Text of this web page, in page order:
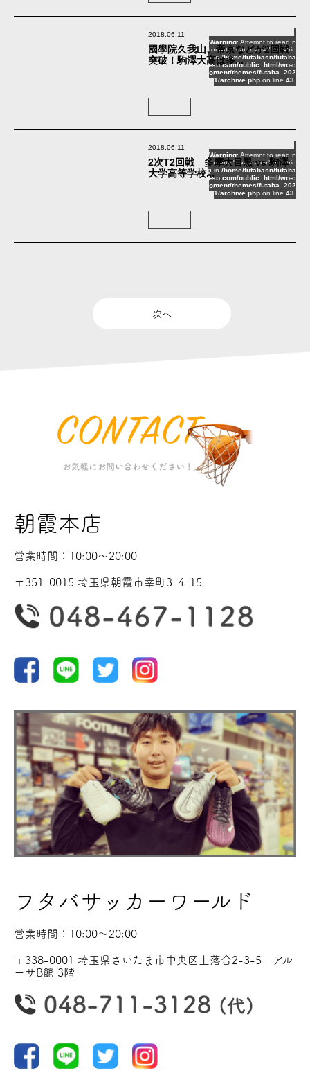
2018.06.11
Warning: Attempt to read p
roperty "cat_name" on strin
g in/home/futabasp/futaba
-sp.com/public_html/wp-c
ontent/themes/futaba_202
1/archive.phpon line 43
國學院久我山、帝京などが2回戦
突破！駒澤大高は多...
2018.06.11
Warning: Attempt to read p
roperty "cat_name" on strin
g in /home/futabasp/futaba
-sp.com/public_html/wp-c
ontent/themes/futaba_202
1/archive.phpon line 43
2次T2回戦 多摩大目黒 vs 駒澤
大学高等学校...
次へ
朝霞本店
営業時間：10:00〜20:00
〒351-0015 埼玉県朝霞市幸町3-4-15
フタバサッカーワールド
営業時間：10:00〜20:00
〒338-0001 埼玉県さいたま市中央区上落合2-3-5 アル
ーサB館 3階